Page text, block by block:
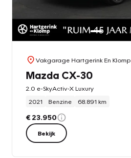
Vakgarage Hartgerink En Klomp
Mazda CX-30
2.0 e-SkyActiv-X Luxury
2021
Benzine 68.891 km
€ 23.950
Bekijk